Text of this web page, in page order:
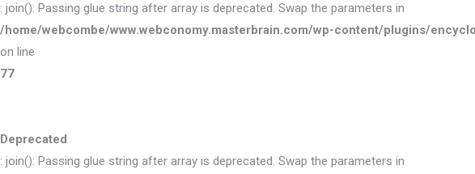
: join(): Passing glue string after array is deprecated. Swap the parameters in
/home/webcombe/www.webconomy.masterbrain.com/wp-content/plugins/
on line
77
Deprecated
: join(): Passing glue string after array is deprecated. Swap the parameters in